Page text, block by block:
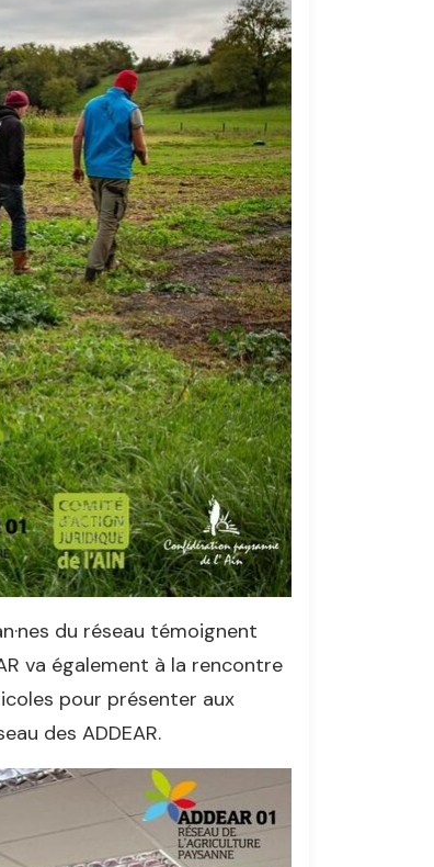
du réseau témoignent
va également à la rencontre
pour présenter aux
des ADDEAR.